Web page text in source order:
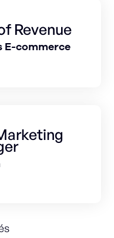
Revenue
E-commerce